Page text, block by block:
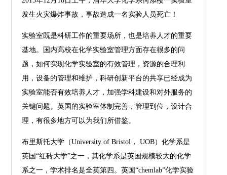
发生火灾爆炸事故，事故造成一名实验人员死亡！
实验室既是科研工作的重要场所，也是培养人才的重要
基地。国内高校在化学实验室管理方面存在很多的问
题，如何实现化学实验室的有效管理，资源的合理利
用，设备的管理和维护，科研创新平台的共享已经成为
实验室能否有效培养人才，加强学科建设和对外服务的
关键问题。英国的实验室体制完善，管理到位，设计合
理，有很多地方可以为我们所借鉴。
布里斯托大学（University of Bristol， UOB）化学系是
英国“红砖大学”之一，其化学系是英国规模较大的化学
系之一，学术排名是全英第四。英国“chemlab”化学实验